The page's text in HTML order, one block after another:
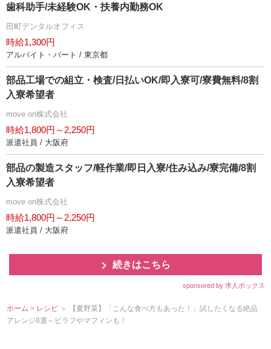
歯科助手/未経験OK・扶養内勤務OK
田町デンタルオフィス
時給1,300円
アルバイト・パート / 東京都
部品工場での組立・検査/日払いOK/即入寮可/寮費無料/8割
入寮希望者
move on株式会社
時給1,800円～2,250円
派遣社員 / 大阪府
部品の製造スタッフ/軽作業/即日入寮/住み込み/寮完備/8割
入寮希望者
move on株式会社
時給1,800円～2,250円
派遣社員 / 大阪府
続きはこちら
sponsored by 求人ボックス
ホーム > レシピ ＞ 【夏野菜】「こんな食べ方もあった！」試したくなる絶品
アレンジ8選～ピラフやマフィンも！